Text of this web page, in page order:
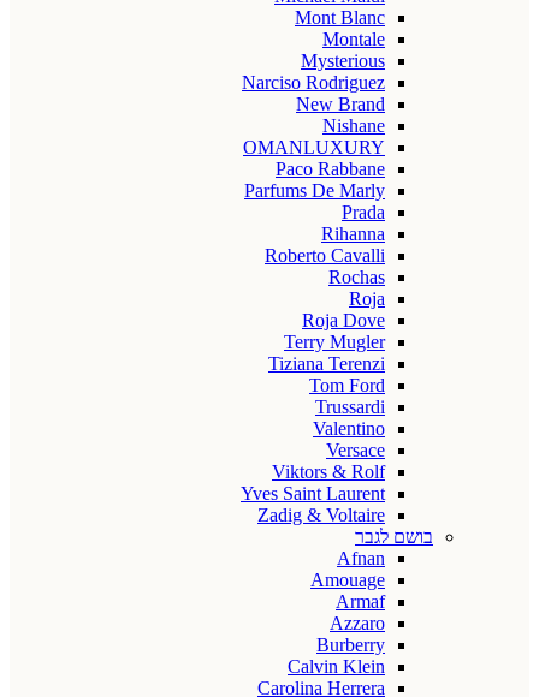
Mont Blanc
Montale
Mysterious
Narciso Rodriguez
New Brand
Nishane
OMANLUXURY
Paco Rabbane
Parfums De Marly
Prada
Rihanna
Roberto Cavalli
Rochas
Roja
Roja Dove
Terry Mugler
Tiziana Terenzi
Tom Ford
Trussardi
Valentino
Versace
Viktors & Rolf
Yves Saint Laurent
Zadig & Voltaire
בושם לגבר
Afnan
Amouage
Armaf
Azzaro
Burberry
Calvin Klein
Carolina Herrera